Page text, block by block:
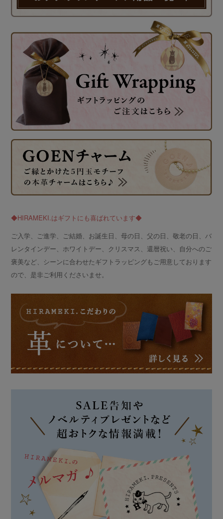
◆HIRAMEKI.はギフトにも喜ばれています◆
ご入学、ご進学、ご結婚、お誕生日、母の日、父の日、敬老の日、バ
レンタインデー、ホワイトデー、クリスマス、還暦祝い、自分へのご
褒美など、シーンに合わせたギフトラッピングもご用意しております
ので、是非ご利用くださいませ。